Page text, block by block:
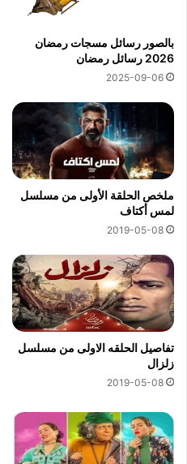
بالصور رسائل مسجات رمضان
2026 رسائل رمضان
2025-09-06
ملخص الحلقة الأولى من مسلسل
لمس أكتاف
2019-05-08
تفاصيل الحلقه الاولى من مسلسل
زلزال
2019-05-08